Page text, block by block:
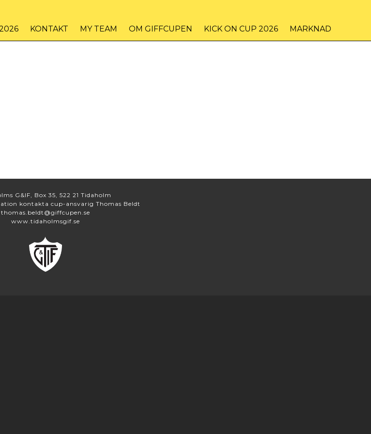
KONTAKT MY TEAM OM GIFFCUPEN KICK ON CUP 2026 MARKNAD
G&IF, Box 35, 522 21 Tidaholm
kontakta cup-ansvarig Thomas Beldt
thomas.beldt@giffcupen.se
www.tidaholmsgif.se